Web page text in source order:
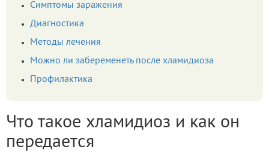
Симптомы заражения
Диагностика
Методы лечения
Можно ли забеременеть после хламидиоза
Профилактика
Что такое хламидиоз и как он
передается